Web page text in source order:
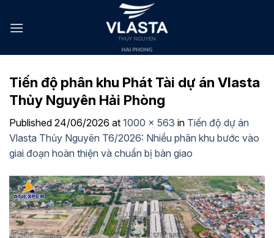
Tiến độ phân khu Phát Tài dự án Vlasta
Thủy Nguyên Hải Phòng
Published 24/06/2026 at 1000 × 563 in Tiến độ dự án
Vlasta Thủy Nguyên T6/2026: Nhiều phân khu bước vào
giai đoạn hoàn thiện và chuẩn bị bàn giao